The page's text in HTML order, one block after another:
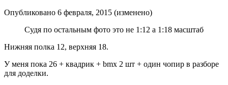
Опубликовано 6 февраля, 2015 (изменено)
Судя по остальным фото это не 1:12 а 1:18 масштаб
Нижняя полка 12, верхняя 18.
У меня пока 26 + квадрик + bmx 2 шт + один чопир в разборе
для доделки.